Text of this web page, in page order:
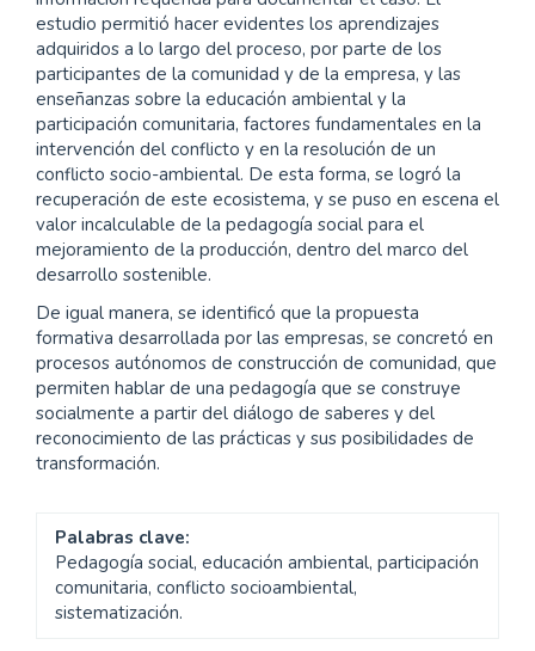
estudio permitió hacer evidentes los aprendizajes
adquiridos a lo largo del proceso, por parte de los
participantes de la comunidad y de la empresa, y las
enseñanzas sobre la educación ambiental y la
participación comunitaria, factores fundamentales en la
intervención del conflicto y en la resolución de un
conflicto socio-ambiental. De esta forma, se logró la
recuperación de este ecosistema, y se puso en escena el
valor incalculable de la pedagogía social para el
mejoramiento de la producción, dentro del marco del
desarrollo sostenible.
De igual manera, se identificó que la propuesta
formativa desarrollada por las empresas, se concretó en
procesos autónomos de construcción de comunidad, que
permiten hablar de una pedagogía que se construye
socialmente a partir del diálogo de saberes y del
reconocimiento de las prácticas y sus posibilidades de
transformación.
Palabras clave:
Pedagogía social, educación ambiental, participación
comunitaria, conflicto socioambiental,
sistematización.